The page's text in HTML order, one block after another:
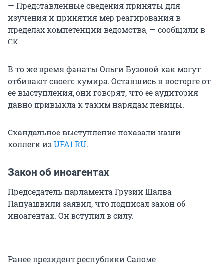
— Представленные сведения приняты для
изучения и принятия мер реагирования в
пределах компетенции ведомства, — сообщили в
СК.
В то же время фанаты Ольги Бузовой как могут
отбивают своего кумира. Оставшись в восторге от
ее выступления, они говорят, что ее аудитория
давно привыкла к таким нарядам певицы.
Скандальное выступление показали наши
коллеги изUFA1.RU.
Закон об иноагентах
Председатель парламента Грузии Шалва
Папуашвили заявил, что подписал закон об
иноагентах. Он вступил в силу.
Ранее президент республики Саломе